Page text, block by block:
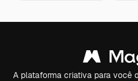
A plataforma criativa para você